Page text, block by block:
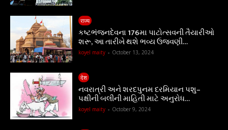
राज्य
કષ્ટભંજનદેવના 176મા પાટોત્સવની તૈયારીઓ
શરૂ, આ તારીખે થશે ભવ્ય ઉજવણી…
koyel maity - October 13, 2024
देश
નવરાત્રી અને શરદપુનમ દરમિયાન પશુ–
પક્ષીની બલીની માહિતી માટે અનુરોધ…
koyel maity - October 9, 2024